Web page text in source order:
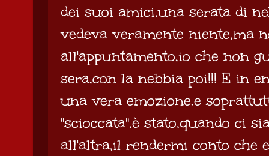
dei suoi amici,una serata di
vedeva veramente niente,ma
all'appuntamento,io che non
sera,con la nebbia poi!!! E in
una vera emozione.e
"scioccata",è stato,quando ci
all'altra,il rendermi conto che